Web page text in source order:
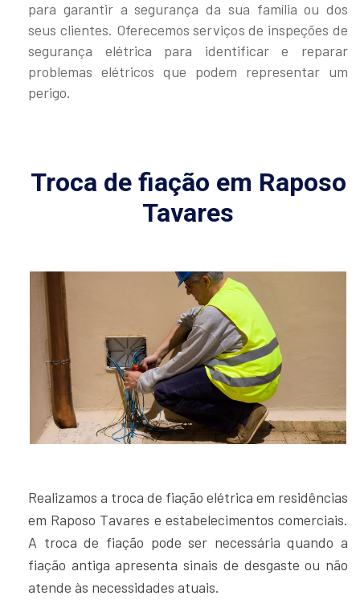
para garantir a segurança da sua família ou dos
seus clientes. Oferecemos serviços de inspeções de
segurança elétrica para identificar e reparar
problemas elétricos que podem representar um
perigo.
Troca de fiação em Raposo
Tavares
Realizamos a troca de fiação elétrica em residências
em Raposo Tavares e estabelecimentos comerciais.
A troca de fiação pode ser necessária quando a
fiação antiga apresenta sinais de desgaste ou não
atende às necessidades atuais.